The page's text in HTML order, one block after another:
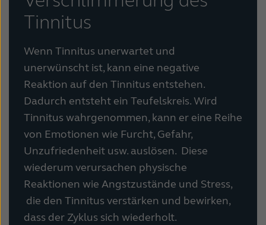
Tinnitus
Wenn Tinnitus unerwartet und
unerwünscht ist, kann eine negative
Reaktion auf den Tinnitus entstehen.
Dadurch entsteht ein Teufelskreis. Wird
Tinnitus wahrgenommen, kann er eine Reihe
von Emotionen wie Furcht, Gefahr,
Unzufriedenheit usw. auslösen. Diese
wiederum verursachen physische
Reaktionen wie Angstzustände und Stress,
die den Tinnitus verstärken und bewirken,
dass der Zyklus sich wiederholt.